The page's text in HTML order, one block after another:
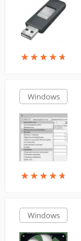
★★★★★
★★★★★
Windows
★★★★★
★★★★★
Windows